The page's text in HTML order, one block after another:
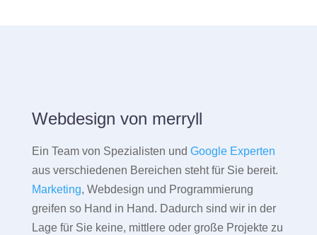
Webdesign von merryll
Ein Team von Spezialisten und Google Experten
aus verschiedenen Bereichen steht für Sie bereit.
Marketing, Webdesign und Programmierung
greifen so Hand in Hand. Dadurch sind wir in der
Lage für Sie keine, mittlere oder große Projekte zu